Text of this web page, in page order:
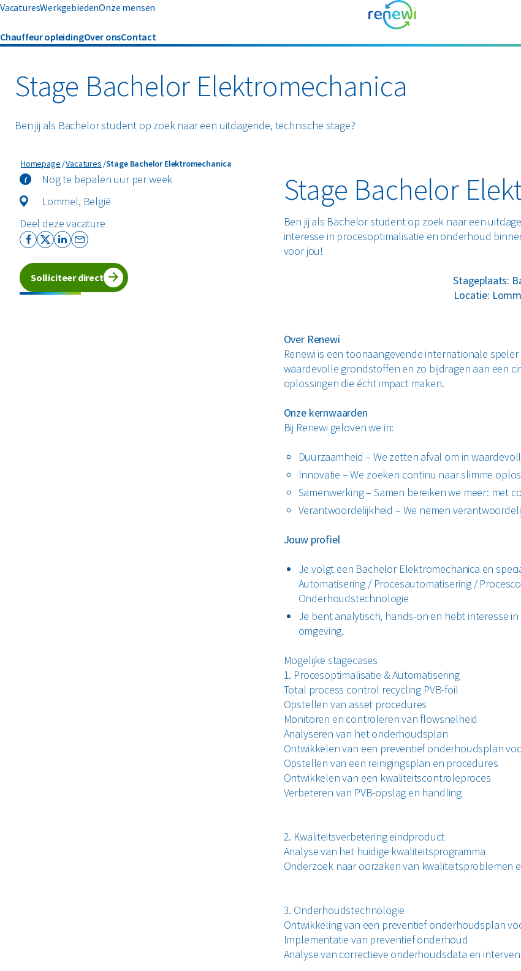
VacaturesWerkgebiedenOnze mensen
Chauffeur opleidingOver onsContact
Stage Bachelor Elektromechanica
Ben jij als Bachelor student op zoek naar een uitdagende, technische stage?
Homepage Vacatures Stage Bachelor Elektromechanica
Stage Bachelor Elektromechanica
Solliciteer direct
Nog te bepalen uur per week
Lommel, België
Deel deze vacature
Stage Bachelor
Ben jij als Bachelor student op zoek naar een
interesse in procesoptimalisatie en onderhoud
voor jou!
Stageplaats:
Locatie:
Over Renewi
Renewi is een toonaangevende internationale
waardevolle grondstoffen en zo bijdragen aan een
oplossingen die écht impact maken.
Onze kernwaarden
Bij Renewi geloven we in:
Duurzaamheid – We zetten afval om in
Innovatie – We zoeken continu naar slimme
Samenwerking – Samen bereiken we meer: met
Verantwoordelijkheid – We nemen
Jouw profiel
Je volgt een Bachelor Elektromechanica en
Automatisering / Procesautomatisering /
Onderhoudstechnologie
Je bent analytisch, hands-on en hebt interesse
omgeving.
Mogelijke stagecases
1. Procesoptimalisatie & Automatisering
Total process control recycling PVB-foil
Opstellen van asset procedures
Monitoren en controleren van flowsnelheid
Analyseren van het onderhoudsplan
Ontwikkelen van een preventief onderhoudsplan
Opstellen van een reinigingsplan en procedures
Ontwikkelen van een kwaliteitscontroleproces
Verbeteren van PVB-opslag en handling
2. Kwaliteitsverbetering eindproduct
Analyse van het huidige kwaliteitsprogramma
Onderzoek naar oorzaken van kwaliteitsproblemen
3. Onderhoudstechnologie
Ontwikkeling van een preventief onderhoudsplan
Implementatie van preventief onderhoud
Analyse van correctieve onderhoudsdata en